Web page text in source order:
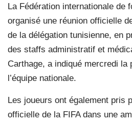
La Fédération internationale de
organisé une réunion officielle
de la délégation tunisienne, en
des staffs administratif et
Carthage, a indiqué mercredi la
l’équipe nationale.
Les joueurs ont également pris
officielle de la FIFA dans une